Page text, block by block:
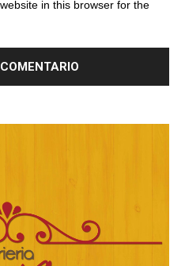
in this browser for the